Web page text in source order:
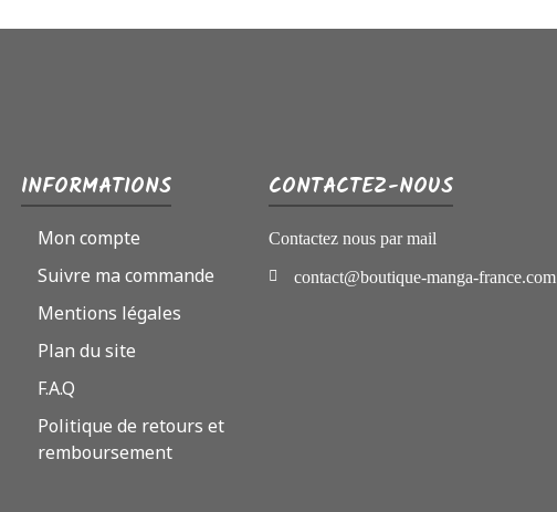
INFORMATIONS
Mon compte
Suivre ma commande
Mentions légales
Plan du site
F.A.Q
Politique de retours et
remboursement
CONTACTEZ-NOUS
Contactez nous par mail
contact@boutique-manga-france.com